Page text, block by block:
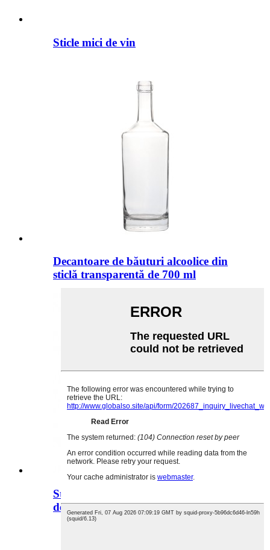
Sticle mici de vin
Decantoare de băuturi alcoolice din
sticlă transparentă de 700 ml
Sticlă de vodcă SOUBRETTE Spirit
de 700 ml